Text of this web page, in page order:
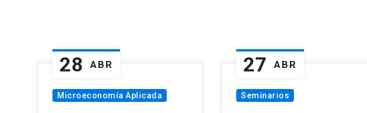
28 ABR
Microeconomía Aplicada
27 ABR
Seminarios